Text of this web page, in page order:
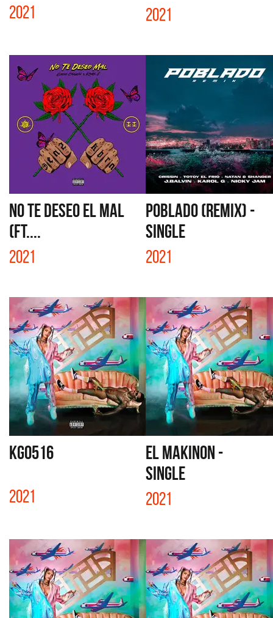
2021 2021
NO TE DESEO EL MAL
(FT....
2021
POBLADO (REMIX) -
SINGLE
2021
KG0516
2021
EL MAKINON -
SINGLE
2021